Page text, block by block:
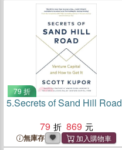
79 折
5.Secrets of Sand Hill Road
79
869
無庫存